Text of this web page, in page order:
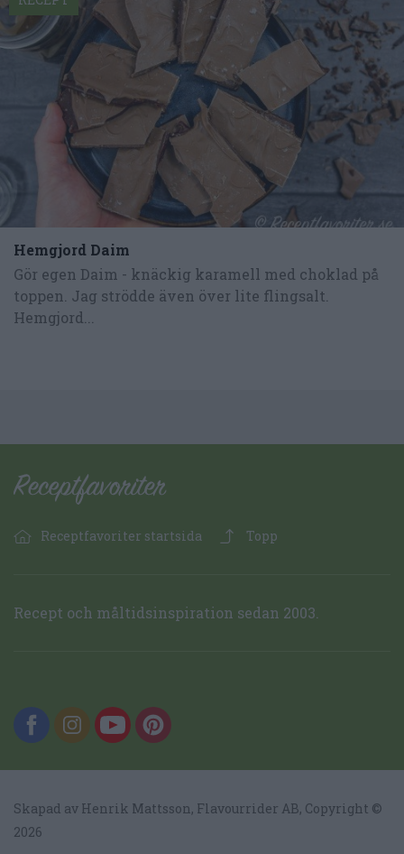
Hemgjord Daim
Gör egen Daim - knäckig karamell med choklad på
toppen. Jag strödde även över lite flingsalt.
Hemgjord...
Receptfavoriter startsida Topp
Recept och måltidsinspiration sedan 2003.
Skapad av Henrik Mattsson, Flavourrider AB, Copyright ©
2026